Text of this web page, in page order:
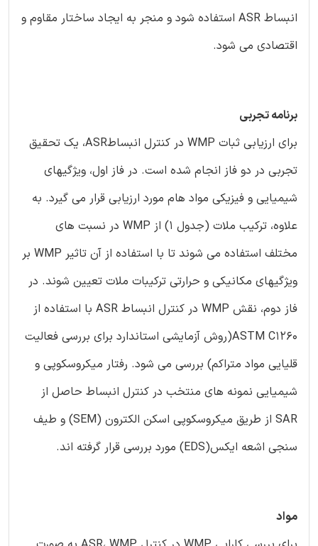
انبساط ASR استفاده شود و منجر به ایجاد ساختار مقاوم و
اقتصادی می شود.
برنامه تجربی
برای ارزیابی ثبات WMP در کنترل انبساطASR، یک تحقیق
تجربی در دو فاز انجام شده است. در فاز اول، ویژگیهای
شیمیایی و فیزیکی مواد هام مورد ارزیابی قرار می گیرد. به
علاوه، ترکیب ملات (جدول 1) از WMP در نسبت های
مختلف استفاده می شوند تا با استفاده از آن تاثیر WMP بر
ویژگیهای مکانیکی و حرارتی ترکیبات ملات تعیین شوند. در
فاز دوم، نقش WMP در کنترل انبساط ASR با استفاده از
ASTM C1260(روش آزمایشی استاندارد برای بررسی فعالیت
قلیایی مواد متراکم) بررسی می شود. رفتار میکروسکوپی و
شیمیایی نمونه های منتخب در کنترل انبساط حاصل از
SAR از طریق میکروسکوپی اسکن الکترون (SEM) و طیف
سنجی اشعه ایکس(EDS) مورد بررسی قرار گرفته اند.
مواد